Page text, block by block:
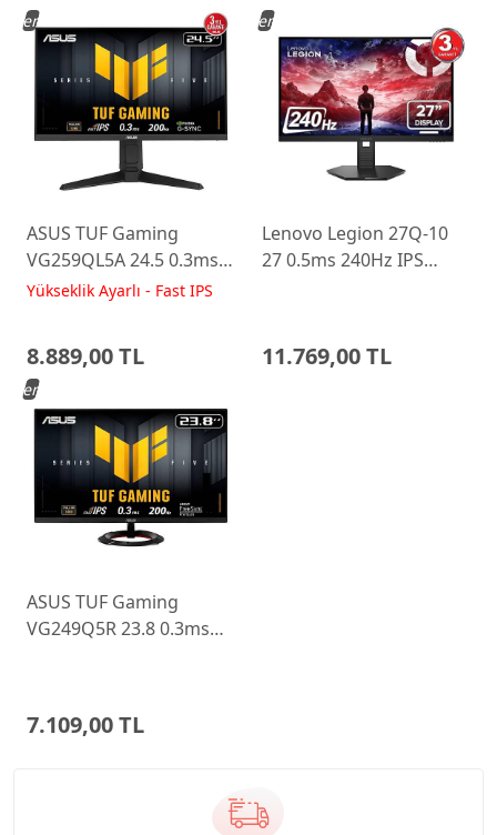
ASUS TUF Gaming
VG259QL5A 24.5 0.3ms
200Hz Fast IPS Yükseklik
Yükseklik Ayarlı - Fast IPS
8.889,00 TL
Yeni
Lenovo Legion 27Q-10
27 0.5ms 240Hz IPS
11.769,00 TL
Yeni
ASUS TUF Gaming
VG249Q5R 23.8 0.3ms
7.109,00 TL
Yeni